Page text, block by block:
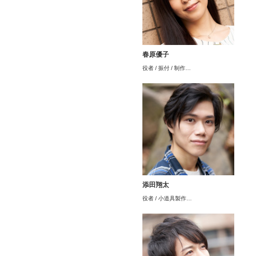
春原優子
役者 / 振付 / 制作…
添田翔太
役者 / 小道具製作…